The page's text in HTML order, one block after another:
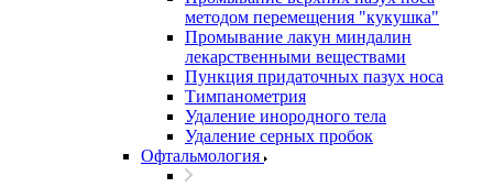
методом перемещения "кукушка"
Промывание лакун миндалин
лекарственными веществами
Пункция придаточных пазух носа
Тимпанометрия
Удаление инородного тела
Удаление серных пробок
Офтальмология